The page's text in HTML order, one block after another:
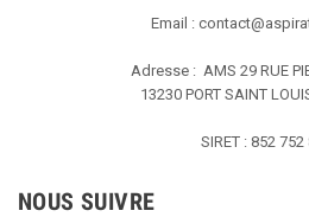
Email :
Adresse : AMS 29 RUE
13230 PORT SAINT
SIRET : 852 752
NOUS SUIVRE